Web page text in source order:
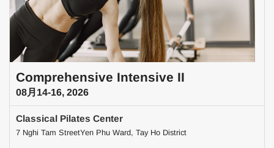
Comprehensive Intensive II
08月14-16, 2026
Classical Pilates Center
7 Nghi Tam StreetYen Phu Ward, Tay Ho District